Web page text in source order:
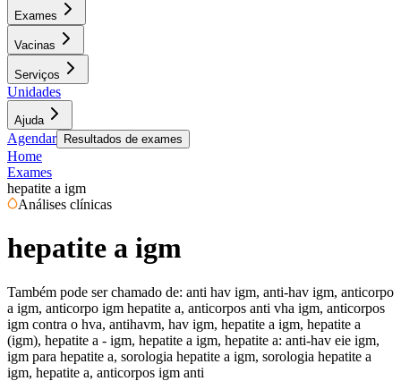
Exames
Vacinas
Serviços
Unidades
Ajuda
Agendar Resultados de exames
Home
Exames
hepatite a igm
Análises clínicas
hepatite a igm
Também pode ser chamado de: anti hav igm, anti-hav igm, anticorpo
a igm, anticorpo igm hepatite a, anticorpos anti vha igm, anticorpos
igm contra o hva, antihavm, hav igm, hepatite a igm, hepatite a
(igm), hepatite a - igm, hepatite a igm, hepatite a: anti-hav eie igm,
igm para hepatite a, sorologia hepatite a igm, sorologia hepatite a
igm, hepatite a, anticorpos igm anti